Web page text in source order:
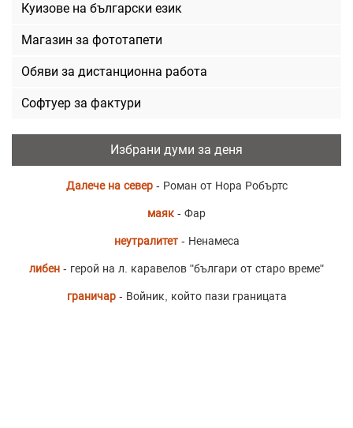
Куизове на български език
Магазин за фототапети
Обяви за дистанционна работа
Софтуер за фактури
Избрани думи за деня
Далече на север- Роман от Нора Робъртс
маяк - Фар
неутралитет- Ненамеса
либен - герой на л. каравелов "българи от старо време"
граничар- Войник, който пази границата